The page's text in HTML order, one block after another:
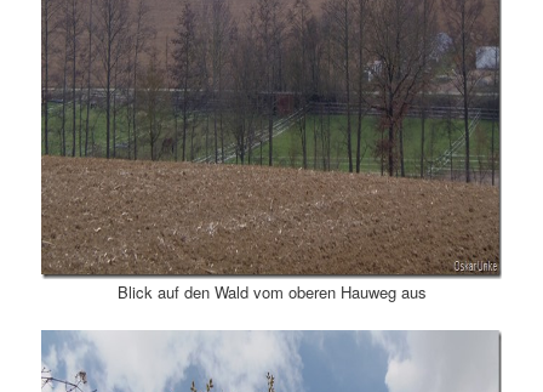
Blick auf den Wald vom oberen Hauweg aus